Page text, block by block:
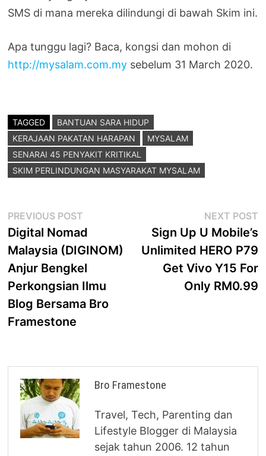
SMS di mana mereka dilindungi di bawah Skim ini.
Apa tunggu lagi? Baca, kongsi dan mohon di
http://mysalam.com.my sebelum 31 March 2020.
TAGGED
BANTUAN SARA HIDUP
KERAJAAN PAKATAN HARAPAN
MYSALAM
SENARAI 45 PENYAKIT KRITIKAL
SKIM PERLINDUNGAN MASYARAKAT MYSALAM
Post
navigation
PREVIOUS POST
post:
Digital Nomad
Malaysia (DIGINOM)
Anjur Bengkel
Perkongsian Ilmu
Blog Bersama Bro
Framestone
NEXT POST
Sign Up U Mobile’s
Unlimited HERO P79
Get Vivo Y15 For
Only RM0.99
Bro Framestone
Travel, Tech, Parenting dan
Lifestyle Blogger di Malaysia
sejak tahun 2006. 12 tahun